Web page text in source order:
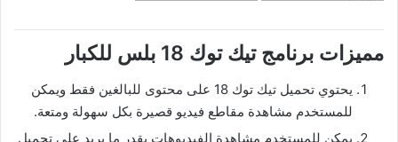
مميزات برنامج تيك توك 18 بلس للكبار
يحتوي تحميل تيك توك 18 على محتوى للبالغين فقط ويمكن
للمستخدم مشاهدة مقاطع فيديو قصيرة بكل سهولة ومتعة.
يمكن للمستخدم مشاهدة الفيديوهات بقدر ما يريد علي تحميل